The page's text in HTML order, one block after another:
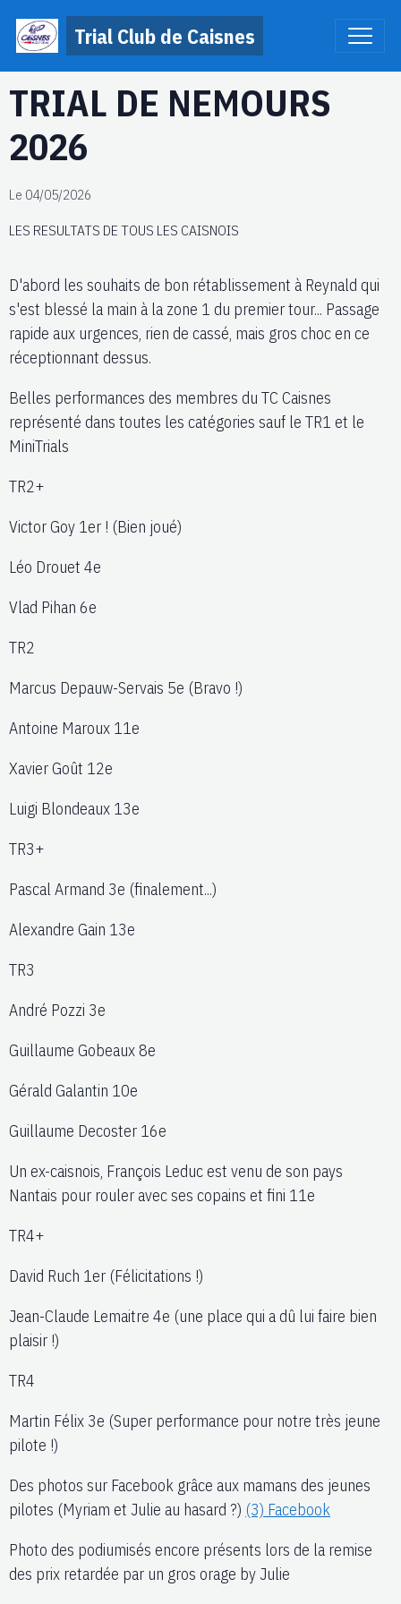
Trial Club de Caisnes
TRIAL DE NEMOURS
2026
Le 04/05/2026
LES RESULTATS DE TOUS LES CAISNOIS
D'abord les souhaits de bon rétablissement à Reynald qui
s'est blessé la main à la zone 1 du premier tour... Passage
rapide aux urgences, rien de cassé, mais gros choc en ce
réceptionnant dessus.
Belles performances des membres du TC Caisnes
représenté dans toutes les catégories sauf le TR1 et le
MiniTrials
TR2+
Victor Goy 1er ! (Bien joué)
Léo Drouet 4e
Vlad Pihan 6e
TR2
Marcus Depauw-Servais 5e (Bravo !)
Antoine Maroux 11e
Xavier Goût 12e
Luigi Blondeaux 13e
TR3+
Pascal Armand 3e (finalement...)
Alexandre Gain 13e
TR3
André Pozzi 3e
Guillaume Gobeaux 8e
Gérald Galantin 10e
Guillaume Decoster 16e
Un ex-caisnois, François Leduc est venu de son pays
Nantais pour rouler avec ses copains et fini 11e
TR4+
David Ruch 1er (Félicitations !)
Jean-Claude Lemaitre 4e (une place qui a dû lui faire bien
plaisir !)
TR4
Martin Félix 3e (Super performance pour notre très jeune
pilote !)
Des photos sur Facebook grâce aux mamans des jeunes
pilotes (Myriam et Julie au hasard ?) (3) Facebook
Photo des podiumisés encore présents lors de la remise
des prix retardée par un gros orage by Julie